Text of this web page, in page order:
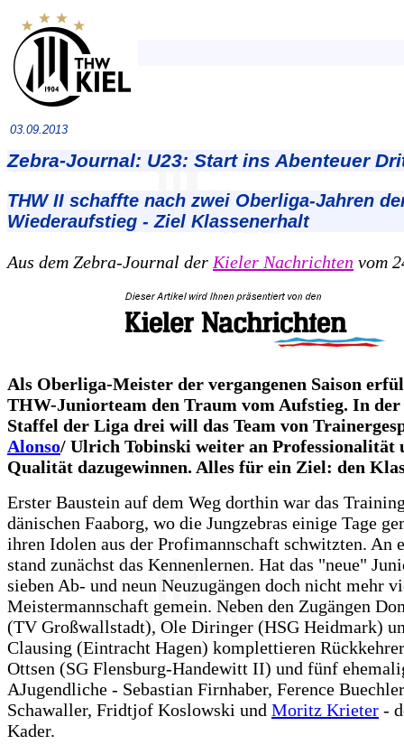
03.09.2013
Zebra-Journal: U23: Start ins Abenteuer
THW II schaffte nach zwei Oberliga-Jahren
Wiederaufstieg - Ziel Klassenerhalt
Aus dem Zebra-Journal der Kieler Nachrichten vom
Als Oberliga-Meister der vergangenen Saison
THW-Juniorteam den Traum vom Aufstieg. In
Staffel der Liga drei will das Team von
Alonso/ Ulrich Tobinski weiter an Professionalität
Qualität dazugewinnen. Alles für ein Ziel: den
Erster Baustein auf dem Weg dorthin war das
dänischen Faaborg, wo die Jungzebras einige Tage
ihren Idolen aus der Profimannschaft schwitzten. An
stand zunächst das Kennenlernen. Hat das "neue"
sieben Ab- und neun Neuzugängen doch nicht mehr
Meistermannschaft gemein. Neben den Zugängen
(TV Großwallstadt), Ole Diringer (HSG Heidmark)
Clausing (Eintracht Hagen) komplettieren
Ottsen (SG Flensburg-Handewitt II) und fünf
AJugendliche - Sebastian Firnhaber, Ference
Schawaller, Fridtjof Koslowski und Moritz Krieter -
Kader.